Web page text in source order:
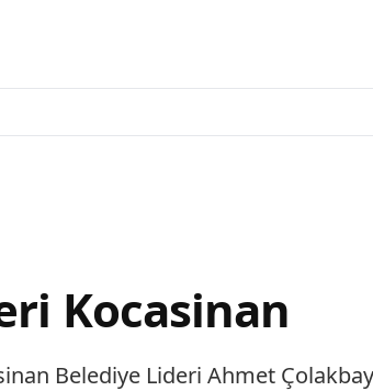
Kocasinan
Belediye Lideri Ahmet